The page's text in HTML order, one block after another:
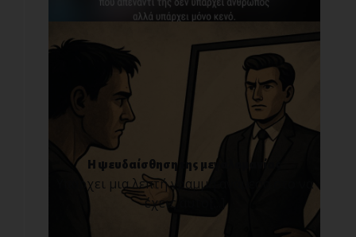
Η ψευδαίσθηση της μεγαλομανίας
Υπάρχει μια λεπτή γραμμή ανάμεσα στο να
έχεις αυτο[...]